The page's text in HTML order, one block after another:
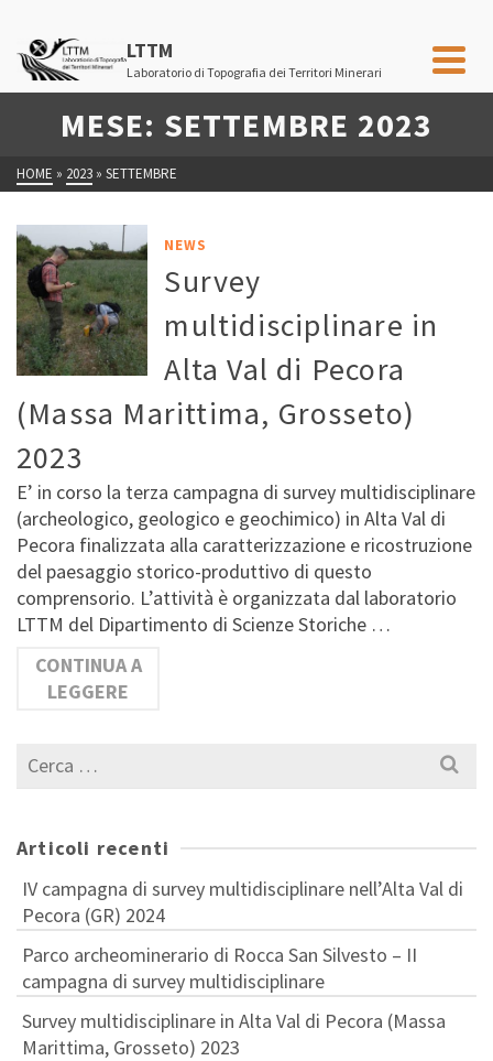
LTTM
Laboratorio di Topografia dei Territori Minerari
MESE: SETTEMBRE 2023
HOME » 2023 » SETTEMBRE
NEWS
Survey
multidisciplinare in
Alta Val di Pecora
(Massa Marittima, Grosseto)
2023
E’ in corso la terza campagna di survey multidisciplinare
(archeologico, geologico e geochimico) in Alta Val di
Pecora finalizzata alla caratterizzazione e ricostruzione
del paesaggio storico-produttivo di questo
comprensorio. L’attività è organizzata dal laboratorio
LTTM del Dipartimento di Scienze Storiche …
CONTINUA A
LEGGERE
Cerca
Articoli recenti
IV campagna di survey multidisciplinare nell’Alta Val di
Pecora (GR) 2024
Parco archeominerario di Rocca San Silvesto – II
campagna di survey multidisciplinare
Survey multidisciplinare in Alta Val di Pecora (Massa
Marittima, Grosseto) 2023